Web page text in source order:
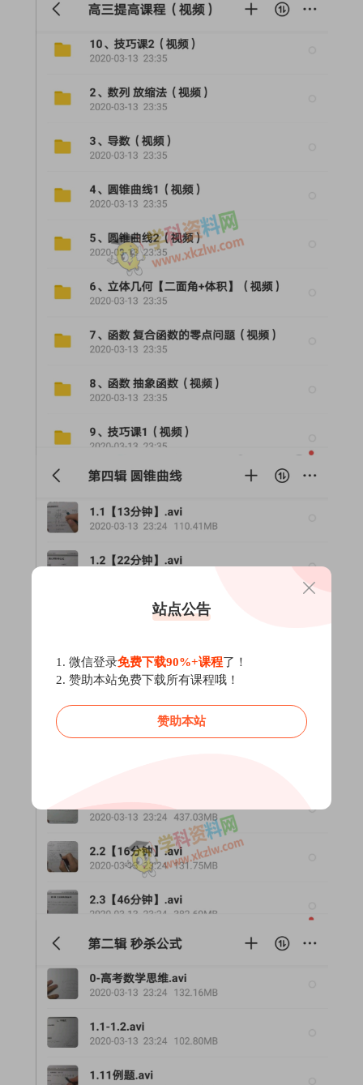
站点公告
1. 微信登录免费下载90%+课程了！
2. 赞助本站免费下载所有课程哦！
赞助本站